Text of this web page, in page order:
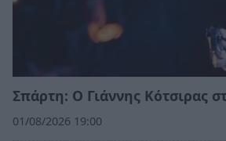
Σπάρτη: Ο Γιάννης Κότσιρας
01/08/2026 19:00